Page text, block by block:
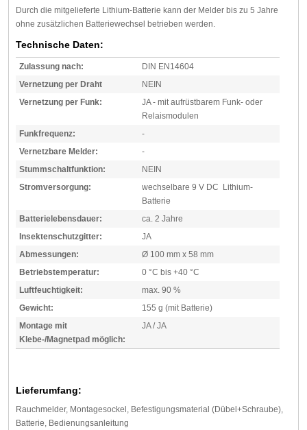
Durch die mitgelieferte Lithium-Batterie kann der Melder bis zu 5 Jahre
ohne zusätzlichen Batteriewechsel betrieben werden.
Technische Daten:
Zulassung nach:
DIN EN14604
Vernetzung per Draht
NEIN
Vernetzung per Funk:
JA - mit aufrüstbarem Funk- oder
Relaismodulen
Funkfrequenz:
-
Vernetzbare Melder:
-
Stummschaltfunktion:
NEIN
Stromversorgung:
wechselbare 9 V DC Lithium-
Batterie
Batterielebensdauer:
ca. 2 Jahre
Insektenschutzgitter:
JA
Abmessungen:
Ø 100 mm x 58 mm
Betriebstemperatur:
0 °C bis +40 °C
Luftfeuchtigkeit:
max. 90 %
Gewicht:
155 g (mit Batterie)
Montage mit
Klebe-/Magnetpad möglich:
JA / JA
Lieferumfang:
Rauchmelder, Montagesockel, Befestigungsmaterial (Dübel+Schraube),
Batterie, Bedienungsanleitung